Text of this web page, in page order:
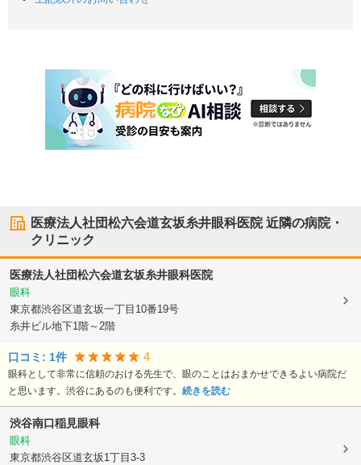
医療法人社団松六会道玄坂糸井眼科医院近隣の病院・
クリニック
医療法人社団松六会道玄坂糸井眼科医院
眼科
東京都渋谷区道玄坂一丁目10番19号
糸井ビル地下1階～2階
口コミ: 1件 4
眼科として非常に信頼のおける先生で、眼のことはおまかせできるよい病院だ
と思います。渋谷にあるのも便利です。 続きを読む
渋谷南口稲見眼科
眼科
東京都渋谷区道玄坂1丁目3-3